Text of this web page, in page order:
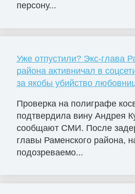
персону...
Уже отпустили? Экс-глава
района активничал в
за якобы убийство
Проверка на полиграфе
подтвердила вину Андрея
сообщают СМИ. После
главы Раменского района,
подозреваемо...